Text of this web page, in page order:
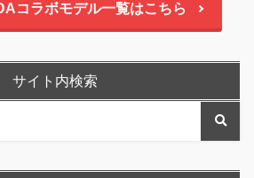
コラボモデル一覧はこちら
サイト内検索